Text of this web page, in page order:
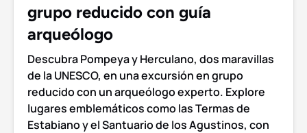
guía
arqueólogo
grupo reducido con guía
arqueólogo
Descubra Pompeya y Herculano, dos maravillas
de la UNESCO, en una excursión en grupo
reducido con un arqueólogo experto. Explore
lugares emblemáticos como las Termas de
Estabiano y el Santuario de los Agustinos, con